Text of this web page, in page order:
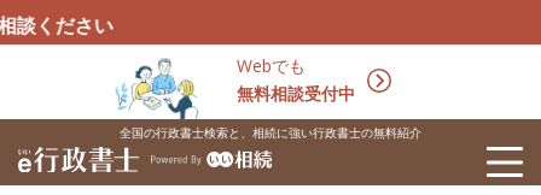
Webでも
無料相談受付中
さい
全国の行政書士検索と、相続に強い行政書士の無料紹介